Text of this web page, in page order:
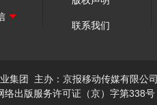
联系我们
集团 主办：京报移动传媒有限公司
络出版服务许可证（京）字第338号